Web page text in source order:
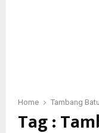
Home Tambang
Tag :